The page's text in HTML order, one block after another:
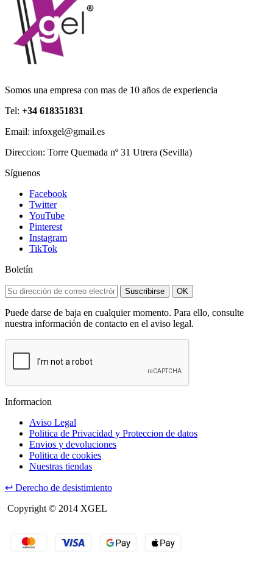
Somos una empresa con mas de 10 años de experiencia
Tel: +34 618351831
Email: infoxgel@gmail.es
Direccion: Torre Quemada nº 31 Utrera (Sevilla)
Síguenos
Facebook
Twitter
YouTube
Pinterest
Instagram
TikTok
Boletín
Suscribirse OK
Puede darse de baja en cualquier momento. Para ello, consulte
nuestra información de contacto en el aviso legal.
Informacion
Aviso Legal
Politica de Privacidad y Proteccion de datos
Envios y devoluciones
Politica de cookies
Nuestras tiendas
↩ Derecho de desistimiento
Copyright © 2014 XGEL